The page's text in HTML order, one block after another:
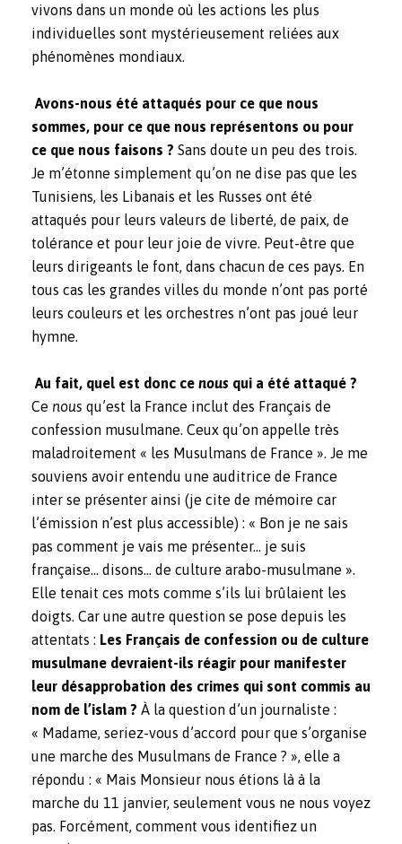
vivons dans un monde où les actions les plus
individuelles sont mystérieusement reliées aux
phénomènes mondiaux.
Avons-nous été attaqués pour ce que nous
sommes, pour ce que nous représentons ou pour
ce que nous faisons ? Sans doute un peu des trois.
Je m’étonne simplement qu’on ne dise pas que les
Tunisiens, les Libanais et les Russes ont été
attaqués pour leurs valeurs de liberté, de paix, de
tolérance et pour leur joie de vivre. Peut-être que
leurs dirigeants le font, dans chacun de ces pays. En
tous cas les grandes villes du monde n’ont pas porté
leurs couleurs et les orchestres n’ont pas joué leur
hymne.
Au fait, quel est donc ce nous qui a été attaqué ?
Ce nous qu’est la France inclut des Français de
confession musulmane. Ceux qu’on appelle très
maladroitement « les Musulmans de France ». Je me
souviens avoir entendu une auditrice de France
inter se présenter ainsi (je cite de mémoire car
l’émission n’est plus accessible) : « Bon je ne sais
pas comment je vais me présenter… je suis
française… disons… de culture arabo-musulmane ».
Elle tenait ces mots comme s’ils lui brûlaient les
doigts. Car une autre question se pose depuis les
attentats : Les Français de confession ou de culture
musulmane devraient-ils réagir pour manifester
leur désapprobation des crimes qui sont commis au
nom de l’islam ? À la question d’un journaliste :
« Madame, seriez-vous d’accord pour que s’organise
une marche des Musulmans de France ? », elle a
répondu : « Mais Monsieur nous étions là à la
marche du 11 janvier, seulement vous ne nous voyez
pas. Forcément, comment vous identifiez un